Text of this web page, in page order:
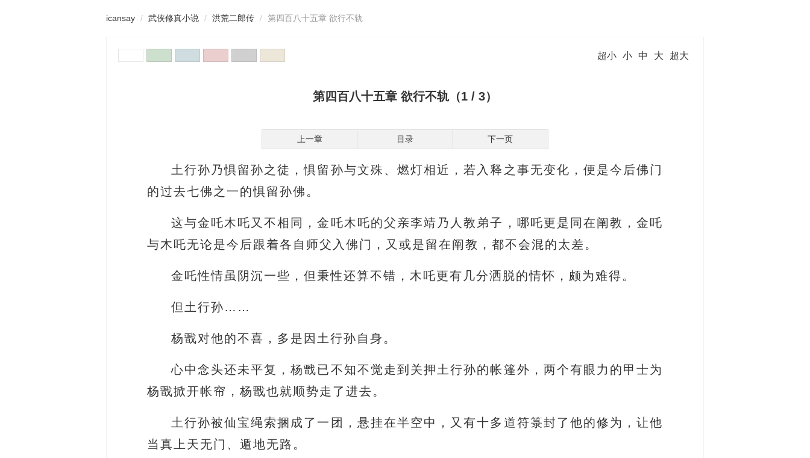
icansay 武侠修真小说 洪荒二郎传 第四百八十五章 欲行不轨
超小 小 中 大 超大
第四百八十五章 欲行不轨（1 / 3）
上一章 目录 下一页
土行孙乃惧留孙之徒，惧留孙与文殊、燃灯相近，若入释之事无变化，便是今后佛门
的过去七佛之一的惧留孙佛。
这与金吒木吒又不相同，金吒木吒的父亲李靖乃人教弟子，哪吒更是同在阐教，金吒
与木吒无论是今后跟着各自师父入佛门，又或是留在阐教，都不会混的太差。
金吒性情虽阴沉一些，但秉性还算不错，木吒更有几分洒脱的情怀，颇为难得。
但土行孙……
杨戬对他的不喜，多是因土行孙自身。
心中念头还未平复，杨戬已不知不觉走到关押土行孙的帐篷外，两个有眼力的甲士为
杨戬掀开帐帘，杨戬也就顺势走了进去。
土行孙被仙宝绳索捆成了一团，悬挂在半空中，又有十多道符箓封了他的修为，让他
当真上天无门、遁地无路。